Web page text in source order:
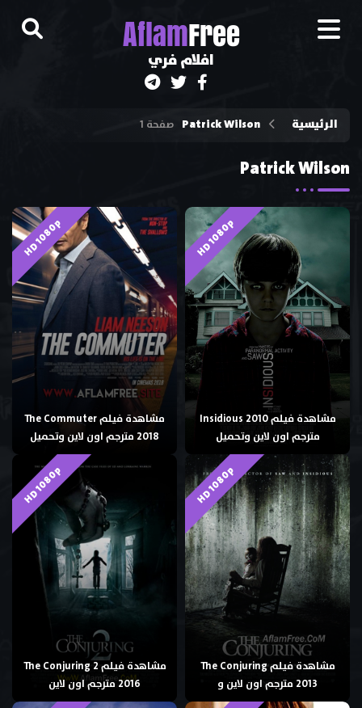
AflamFree
افلام فري
الرئيسية Patrick Wilson صفحة 1
Patrick Wilson
HD 1080p
مشاهدة فيلم Insidious 2010
مترجم اون لاين وتحميل
HD 1080p
مشاهدة فيلم The Commuter
2018 مترجم اون لاين وتحميل
HD 1080p
مشاهدة فيلم The Conjuring
2013 مترجم اون لاين و
HD 1080p
مشاهدة فيلم The Conjuring 2
2016 مترجم اون لاين